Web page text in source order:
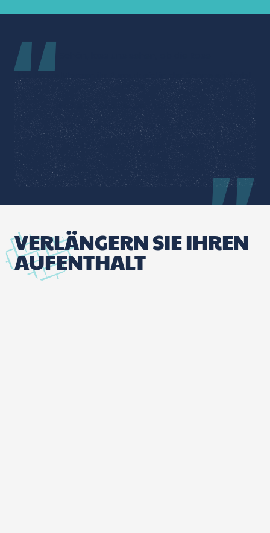
Die heute Morgen ihr Purpurkleid in der Sonne entfärbt
hatte,
Hat sie diese Vesper nicht verloren,
Die Falten ihres purpurnen Kleides,
Und ihr Teint dem deinen gleich
.
VERLÄNGERN SIE IHREN
AUFENTHALT